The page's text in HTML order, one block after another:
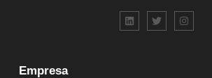
Empresa